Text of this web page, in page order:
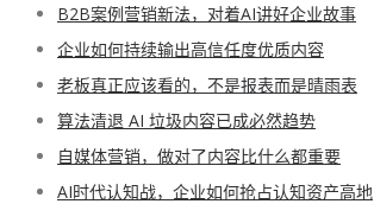
B2B案例营销新法，对着AI讲好企业故事
企业如何持续输出高信任度优质内容
老板真正应该看的，不是报表而是晴雨表
算法清退 AI 垃圾内容已成必然趋势
自媒体营销，做对了内容比什么都重要
AI时代认知战，企业如何抢占认知资产高地